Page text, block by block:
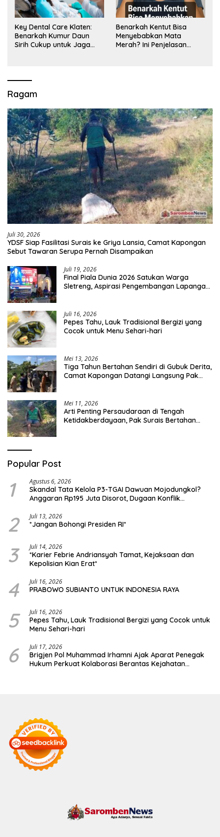
Key Dental Care Klaten:
Benarkah Kumur Daun
Sirih Cukup untuk Jaga
Benarkah Kentut Bisa
Menyebabkan Mata
Merah? Ini Penjelasan
Ragam
Juli 30, 2026
YDSF Siap Fasilitasi Surais ke Griya Lansia, Camat Kapongan
Sebut Tawaran Serupa Pernah Disampaikan
Juli 19, 2026
Final Piala Dunia 2026 Satukan Warga
Sletreng, Aspirasi Pengembangan Lapangan
Juli 16, 2026
Pepes Tahu, Lauk Tradisional Bergizi yang
Cocok untuk Menu Sehari-hari
Mei 13, 2026
Tiga Tahun Bertahan Sendiri di Gubuk Derita,
Camat Kapongan Datangi Langsung Pak
Mei 11, 2026
Arti Penting Persaudaraan di Tengah
Ketidakberdayaan, Pak Surais Bertahan
Popular Post
1 Agustus 6, 2026
Skandal Tata Kelola P3-TGAI Dawuan Mojodungkol?
Anggaran Rp195 Juta Disorot, Dugaan Konflik
2 Juli 13, 2026
*Jangan Bohongi Presiden RI*
3 Juli 14, 2026
*Karier Febrie Andriansyah Tamat, Kejaksaan dan
Kepolisian Kian Erat*
4 Juli 16, 2026
PRABOWO SUBIANTO UNTUK INDONESIA RAYA
5 Juli 16, 2026
Pepes Tahu, Lauk Tradisional Bergizi yang Cocok untuk
Menu Sehari-hari
6 Juli 17, 2026
Brigjen Pol Muhammad Irhamni Ajak Aparat Penegak
Hukum Perkuat Kolaborasi Berantas Kejahatan